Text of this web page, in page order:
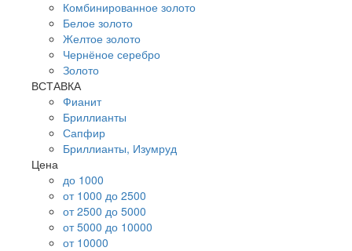
Комбинированное золото
Белое золото
Желтое золото
Чернёное серебро
Золото
ВСТАВКА
Фианит
Бриллианты
Сапфир
Бриллианты, Изумруд
Цена
до 1000
от 1000 до 2500
от 2500 до 5000
от 5000 до 10000
от 10000